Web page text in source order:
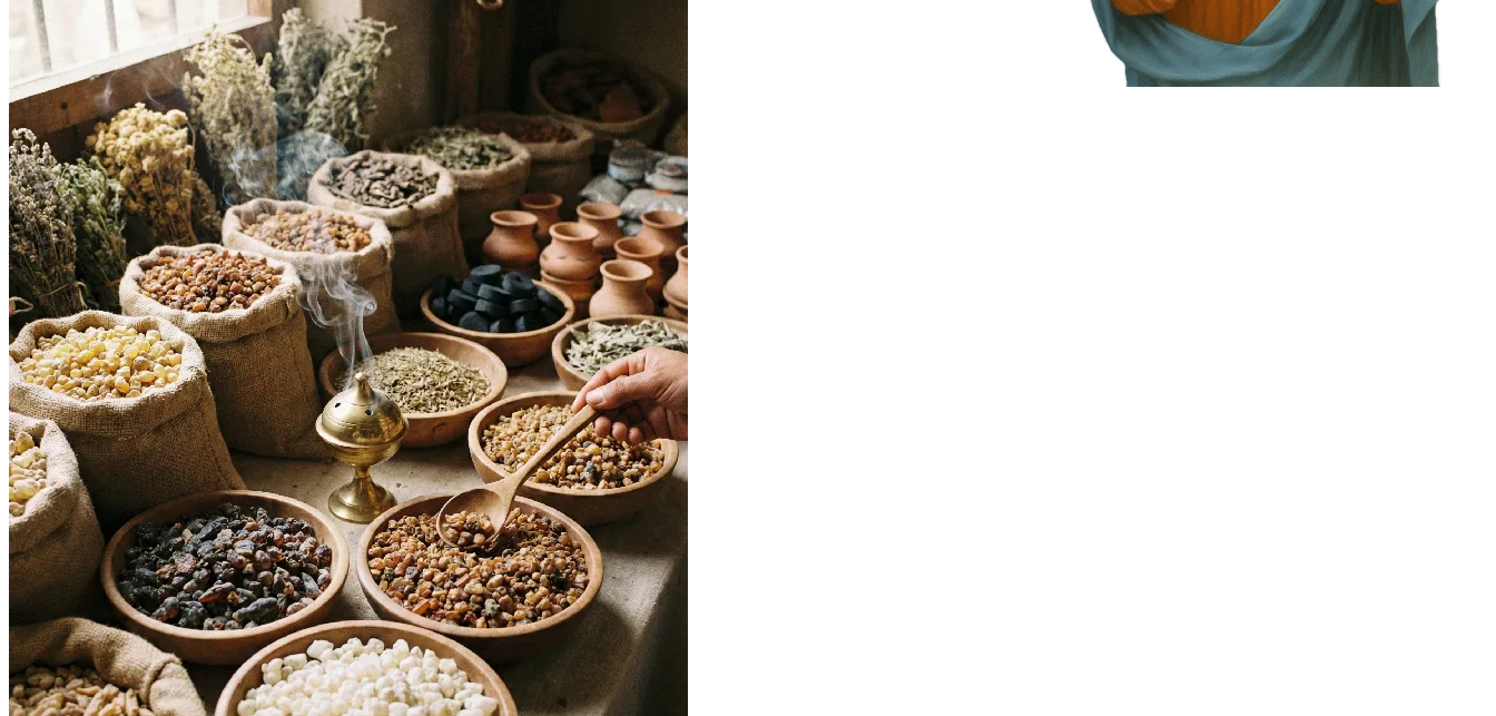
CADEAU DE CONFIRMATION
MARIAGE
SOUVENIRS DE LOURDES
DÉCORATION RELIGIEUSE
STATUES RELIGIEUSES
ICÔNES RELIGIEUSES
CADRES RELIGIEUX
CROIX ET CRUCIFIX
EX-VOTOS ET COEURS SACRÉS
MIROIRS RELIGIEUX COEURS SACRÉS
EXTÉRIEUR
NOUVEAUTÉS
QUI SOMMES-NOUS ?
SAV / CONTACT